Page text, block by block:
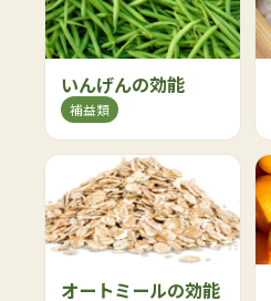
いんげんの効能
補益類
オートミールの効能